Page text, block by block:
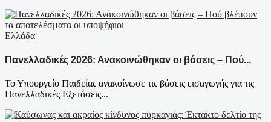
Ελλάδα
Πανελλαδικές 2026: Ανακοινώθηκαν οι βάσεις – Πού...
Το Υπουργείο Παιδείας ανακοίνωσε τις βάσεις εισαγωγής για τις
Πανελλαδικές Εξετάσεις...